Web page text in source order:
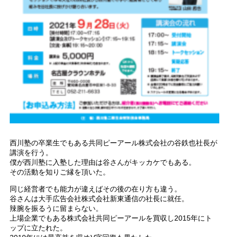
西川塾の卒業生でもある共同ピーアール株式会社の谷鉄也社長が
講演を行う。
僕が西川塾に入塾した理由は谷さんがキッカケでもある。
その活動を知りご縁を頂いた。
同じ経営者でも能力が違えばその後の在り方も違う。
谷さんは大手広告会社株式会社新東通信の社長に就任。
辣腕を振るうに留まらない。
上場企業でもある株式会社共同ピーアールを買収し2015年にト
ップに立たれた。